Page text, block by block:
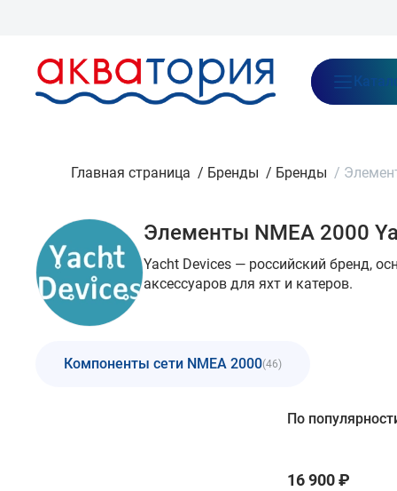
Главная страница / Бренды / Бренды /
Элементы NMEA 2000
Yacht Devices — российский бренд,
аксессуаров для яхт и катеров.
Компоненты сети NMEA 2000(46)
По
16 900 ₽